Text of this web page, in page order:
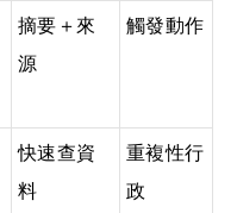
摘要＋來
源
觸發動作
快速查資
料
重複性行
政